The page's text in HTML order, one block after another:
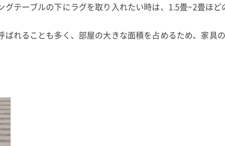
テーブルの下にラグを取り入れたい時は、1.5畳~2畳ほど
れることも多く、部屋の大きな面積を占めるため、家具